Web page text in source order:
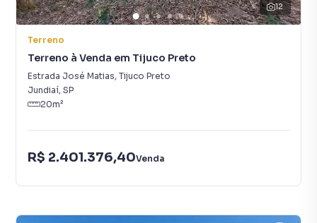
12
Terreno
Terreno à Venda em Tijuco Preto
Estrada José Matias, Tijuco Preto
Jundiaí, SP
20m²
R$ 2.401.376,40Venda